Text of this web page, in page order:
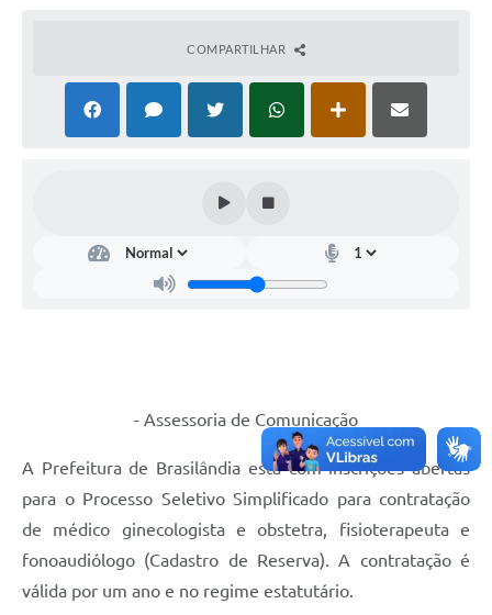
Portal da Privacidade
PNAB (Política Nacional Aldir Blanc)
COMPARTILHAR
- Assessoria de Comunicação
A Prefeitura de Brasilândia está com inscrições abertas
para o Processo Seletivo Simplificado para contratação
de médico ginecologista e obstetra, fisioterapeuta e
fonoaudiólogo (Cadastro de Reserva). A contratação é
válida por um ano e no regime estatutário.